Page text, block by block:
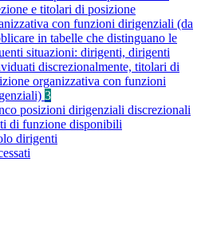
e titolari di posizione
con funzioni dirigenziali (da
in tabelle che distinguano le
situazioni: dirigenti, dirigenti
discrezionalmente, titolari di
organizzativa con funzioni
3
posizioni dirigenziali discrezionali
di funzione disponibili
dirigenti